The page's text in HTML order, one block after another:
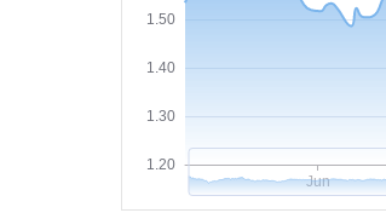
1.20
1.30
1.40
1.50
Jun